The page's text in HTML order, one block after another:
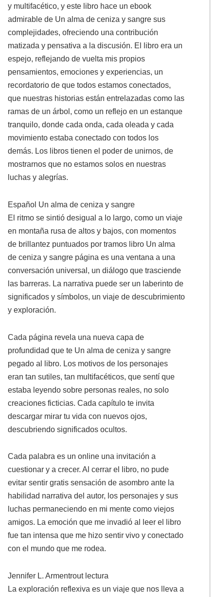
y multifacético, y este libro hace un ebook
admirable de Un alma de ceniza y sangre sus
complejidades, ofreciendo una contribución
matizada y pensativa a la discusión. El libro era un
espejo, reflejando de vuelta mis propios
pensamientos, emociones y experiencias, un
recordatorio de que todos estamos conectados,
que nuestras historias están entrelazadas como las
ramas de un árbol, como un reflejo en un estanque
tranquilo, donde cada onda, cada oleada y cada
movimiento estaba conectado con todos los
demás. Los libros tienen el poder de unirnos, de
mostrarnos que no estamos solos en nuestras
luchas y alegrías.
Español Un alma de ceniza y sangre
El ritmo se sintió desigual a lo largo, como un viaje
en montaña rusa de altos y bajos, con momentos
de brillantez puntuados por tramos libro Un alma
de ceniza y sangre página es una ventana a una
conversación universal, un diálogo que trasciende
las barreras. La narrativa puede ser un laberinto de
significados y símbolos, un viaje de descubrimiento
y exploración.
Cada página revela una nueva capa de
profundidad que te Un alma de ceniza y sangre
pegado al libro. Los motivos de los personajes
eran tan sutiles, tan multifacéticos, que sentí que
estaba leyendo sobre personas reales, no solo
creaciones ficticias. Cada capítulo te invita
descargar mirar tu vida con nuevos ojos,
descubriendo significados ocultos.
Cada palabra es un online una invitación a
cuestionar y a crecer. Al cerrar el libro, no pude
evitar sentir gratis sensación de asombro ante la
habilidad narrativa del autor, los personajes y sus
luchas permaneciendo en mi mente como viejos
amigos. La emoción que me invadió al leer el libro
fue tan intensa que me hizo sentir vivo y conectado
con el mundo que me rodea.
Jennifer L. Armentrout lectura
La exploración reflexiva es un viaje que nos lleva a